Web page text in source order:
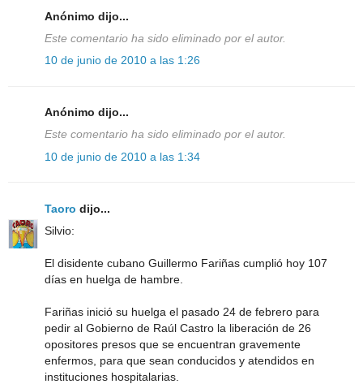
Anónimo dijo...
Este comentario ha sido eliminado por el autor.
10 de junio de 2010 a las 1:26
Anónimo dijo...
Este comentario ha sido eliminado por el autor.
10 de junio de 2010 a las 1:34
Taoro dijo...
Silvio:
El disidente cubano Guillermo Fariñas cumplió hoy 107
días en huelga de hambre.
Fariñas inició su huelga el pasado 24 de febrero para
pedir al Gobierno de Raúl Castro la liberación de 26
opositores presos que se encuentran gravemente
enfermos, para que sean conducidos y atendidos en
instituciones hospitalarias.